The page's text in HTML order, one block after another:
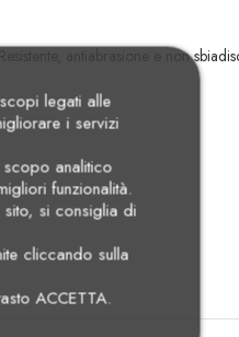
antiabrasione e non
legati alle
i servizi
analitico
funzionalità.
si consiglia di
cliccando sulla
ACCETTA.